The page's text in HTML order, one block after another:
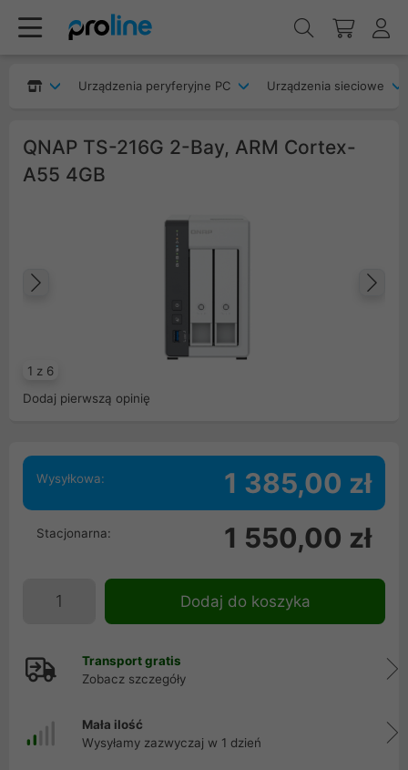
Urządzenia peryferyjne PC Urządzenia sieciowe
QNAP TS-216G 2-Bay, ARM Cortex-
A55 4GB
1 z 6
Dodaj pierwszą opinię
Wysyłkowa: 1 385,00 zł
Stacjonarna: 1 550,00 zł
Dodaj do koszyka
Transport gratis
Zobacz szczegóły
Mała ilość
Wysyłamy zazwyczaj w 1 dzień